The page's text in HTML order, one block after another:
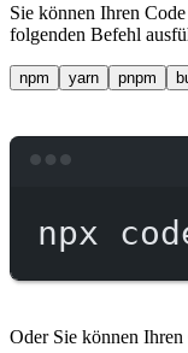
Sie können Ihren
folgenden Befehl
npm yarn pnpm
npx
Oder Sie können